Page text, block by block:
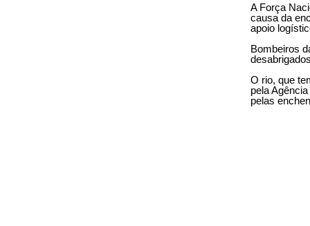
A Força
causa da
apoio
Bombeiros
O rio, que
pela
pelas